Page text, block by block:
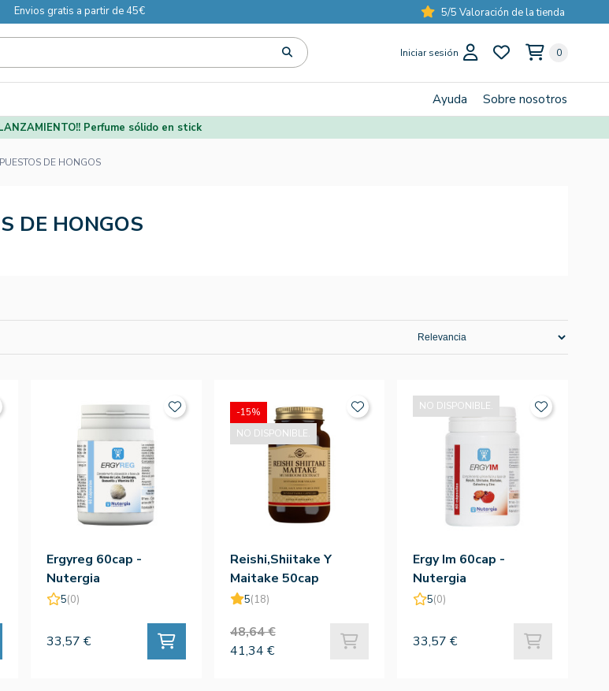
Envios gratis a partir de 45€ 5/5 Valoración de la tienda
Iniciar sesión 0
Ayuda Sobre nosotros
Perfume sólido en stick
DE HONGOS
DE HONGOS
Ergyreg 60cap -
Nutergia
5(0)
33,57 €
Reishi,Shiitake Y
Maitake 50cap
Vegetales
5(18)
48,64 €
41,34 €
-15%
NO DISPONIBLE.
Ergy Im 60cap -
Nutergia
5(0)
33,57 €
NO DISPONIBLE.